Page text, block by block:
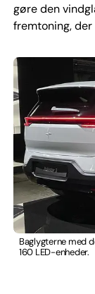
gøre den
fremtoning, der
Baglygterne med
160 LED-enheder.